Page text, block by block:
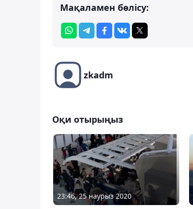
Мақаламен бөлісу:
zkadm
Оқи отырыңыз
23:46, 25 наурыз 2020